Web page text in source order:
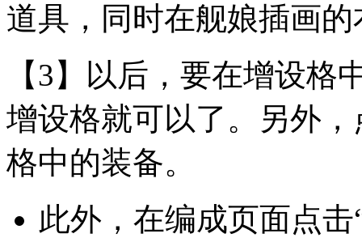
道具，同时在舰娘插画
【3】以后，要在增设
增设格就可以了。另外
格中的装备。
此外，在编成页面点